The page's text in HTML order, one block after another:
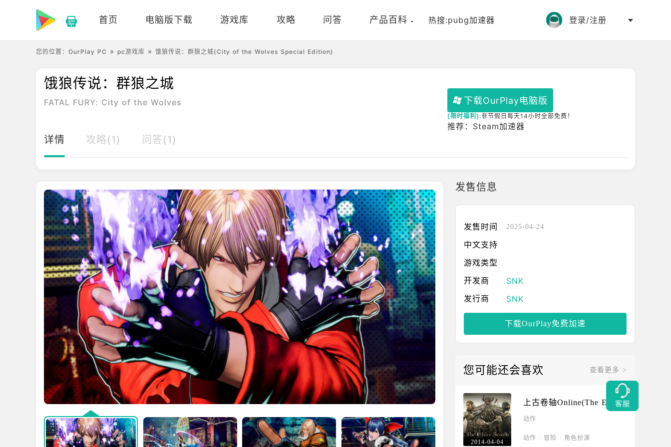
首页 电脑版下载 游戏库 攻略 问答 产品百科 热搜:pubg加速器 登录/注册
客服
您的位置： OurPlay PC pc游戏库 饿狼传说：群狼之城(City of the Wolves Special Edition)
饿狼传说：群狼之城
FATAL FURY: City of the Wolves 下载OurPlay电脑版
[限时福利]:非节假日每天14小时全部免费！
推荐：Steam加速器
详情 攻略(1) 问答(1)
发售信息
发售时间 2025-04-24
中文支持
游戏类型
开发商 SNK
发行商 SNK
下载OurPlay免费加速
您可能还会喜欢 查看更多 >
2014-04-04
上古卷轴Online(The Elder
Scrolls Online)
动作
动作 · 冒险 · 角色扮演